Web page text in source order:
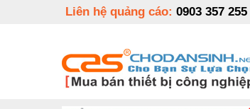
Liên hệ quảng cáo: 0903 357 255